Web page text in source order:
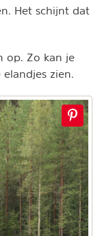
Het schijnt dat
op. Zo kan je
zien.